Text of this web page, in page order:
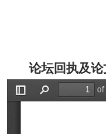
论坛回执及论